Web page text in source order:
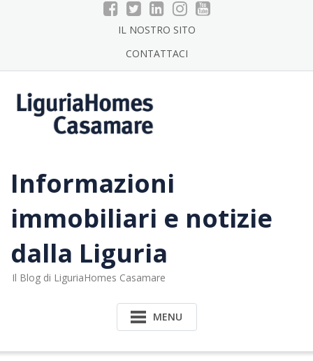
IL NOSTRO SITO
CONTATTACI
Informazioni
immobiliari e notizie
dalla Liguria
Il Blog di LiguriaHomes Casamare
MENU